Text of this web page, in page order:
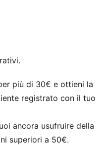
iconici e stile da gara
più di 30€ e ottieni la
registrato con il tuo
ancora usufruire della
superiori a 50€.